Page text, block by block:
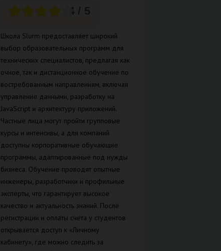
4 / 5
Школа Slurm предоставляет широкий
выбор образовательных программ для
технических специалистов, предлагая как
очное, так и дистанционное обучение по
востребованным направлениям, включая
управление данными, разработку на
JavaScript и архитектуру приложений.
Частные лица могут пройти групповые
курсы и интенсивы, а для компаний
доступны корпоративные обучающие
программы, адаптированные под нужды
бизнеса. Обучение проводят опытные
инженеры, разработчики и профильные
эксперты, что гарантирует высокое
качество и актуальность знаний. После
регистрации и оплаты счета у студентов
открывается доступ к «Личному
кабинету», где можно следить за